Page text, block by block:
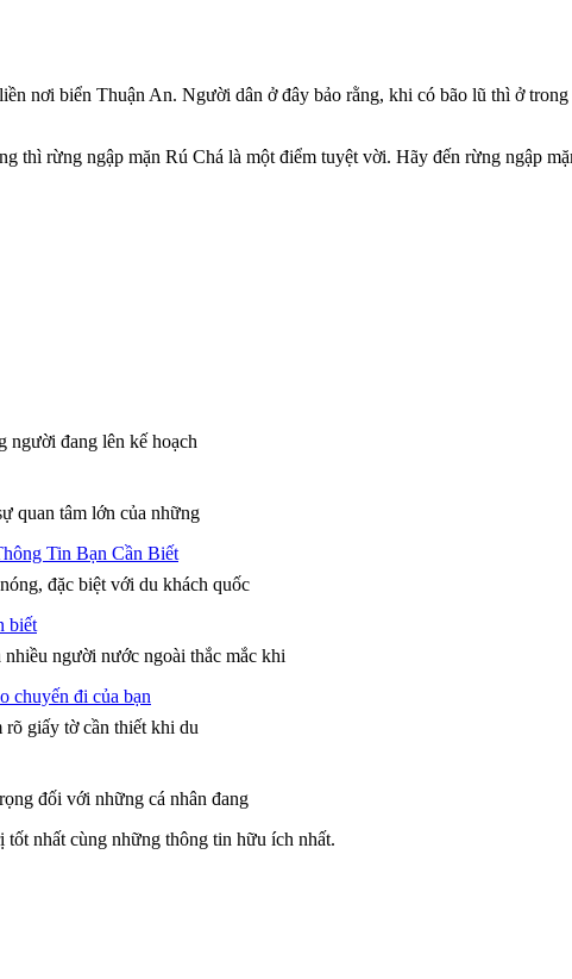
nơi biển Thuận An. Người dân ở đây bảo rằng, khi có bão lũ thì ở
thì rừng ngập mặn Rú Chá là một điểm tuyệt vời. Hãy đến rừng ngập
người đang lên kế hoạch
quan tâm lớn của những
Tin Bạn Cần Biết
đặc biệt với du khách quốc
biết
người nước ngoài thắc mắc khi
chuyến đi của bạn
giấy tờ cần thiết khi du
đối với những cá nhân đang
nhất cùng những thông tin hữu ích nhất.